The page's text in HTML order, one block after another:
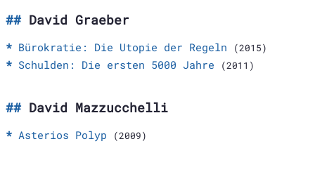
David Graeber
Bürokratie: Die Utopie der Regeln (2015)
Schulden: Die ersten 5000 Jahre (2011)
David Mazzucchelli
Asterios Polyp (2009)